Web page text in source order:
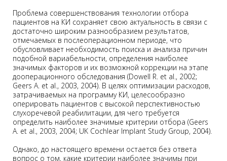
Проблема совершенствования технологии отбора
пациентов на КИ сохраняет свою актуальность в связи с
достаточно широким разнообразием результатов,
отмечаемых в послеоперационном периоде, что
обусловливает необходимость поиска и анализа причин
подобной вариабельности, определения наиболее
значимых факторов и их возможной коррекции на этапе
дооперационного обследования (Dowell R. et al., 2002;
Geers A. et al., 2003, 2004). В целях оптимизации расходов,
затрачиваемых на программу КИ, целесообразно
оперировать пациентов с высокой перспективностью
слухоречевой реабилитации, для чего требуется
определить наиболее значимые критерии отбора (Geers
A. et al., 2003, 2004; UK Cochlear Implant Study Group, 2004).
Однако, до настоящего времени остается без ответа
вопрос о том, какие критерии наиболее значимы при